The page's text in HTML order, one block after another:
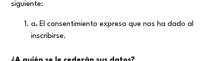
siguiente:
a.El consentimiento expreso que nos ha dado al
inscribirse.